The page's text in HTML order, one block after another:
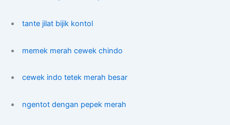
tante jilat bijik kontol
memek merah cewek chindo
cewek indo tetek merah besar
ngentot dengan pepek merah